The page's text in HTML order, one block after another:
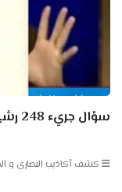
سؤال جريء 248 رشيد المرتدون الأوائل عبيد الله ابن جحش
كشف أكاذيب النصارى و